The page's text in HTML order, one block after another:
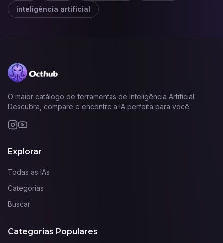
inteligência artificial
O maior catálogo de ferramentas de Inteligência Artificial.
Descubra, compare e encontre a IA perfeita para você.
Explorar
Todas as IAs
Categorias
Buscar
Categorias Populares